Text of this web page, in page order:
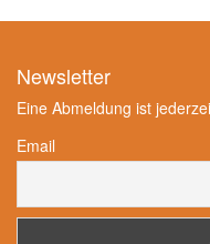
Newsletter
Eine Abmeldung ist
Email